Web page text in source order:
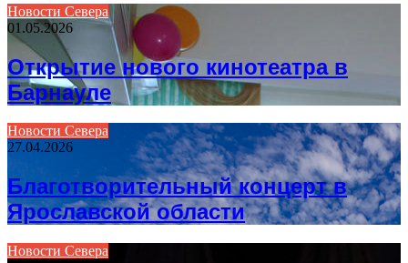
Новости Севера
01.05.2026
Открытие нового кинотеатра в
Барнауле
Новости Севера
27.04.2026
Благотворительный концерт в
Ярославской области
Новости Севера